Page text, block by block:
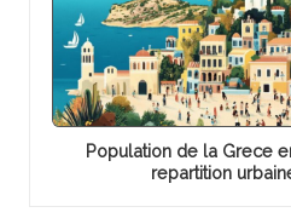
Population de la Grece
repartition